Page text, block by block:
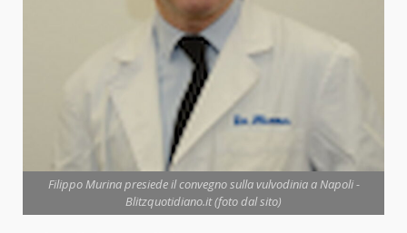
Filippo Murina presiede il convegno sulla vulvodinia a Napoli -
Blitzquotidiano.it (foto dal sito)